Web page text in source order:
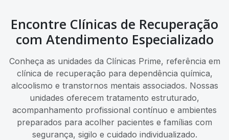
Encontre Clínicas de Recuperação
com Atendimento Especializado
Conheça as unidades da Clínicas Prime, referência em
clínica de recuperação para dependência química,
alcoolismo e transtornos mentais associados. Nossas
unidades oferecem tratamento estruturado,
acompanhamento profissional contínuo e ambientes
preparados para acolher pacientes e famílias com
segurança, sigilo e cuidado individualizado.